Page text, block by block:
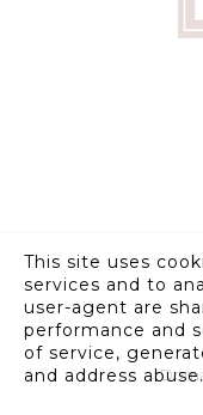
This site uses
services and to
user-agent are
performance and
of service,
and address abuse.